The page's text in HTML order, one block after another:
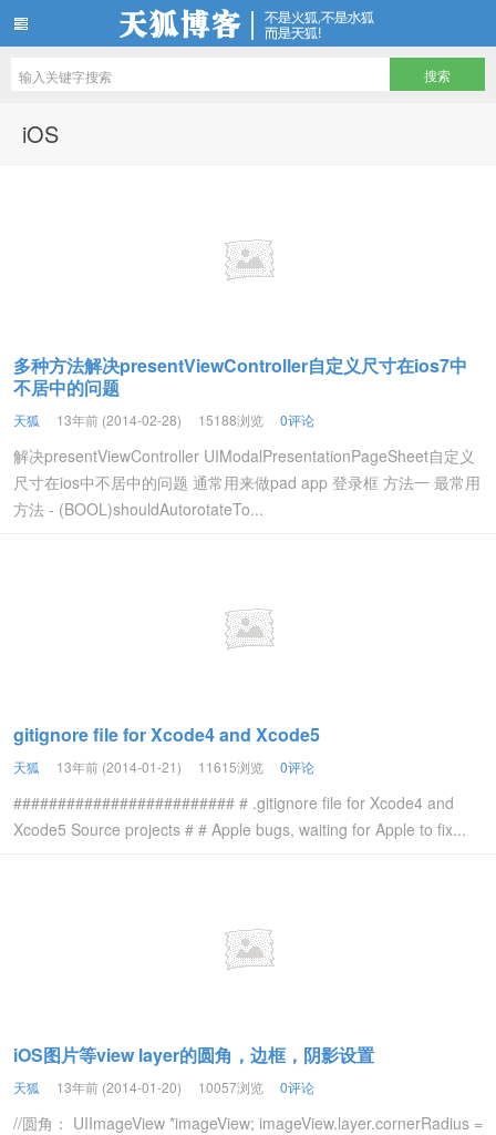
iOS
多种方法解决presentViewController自定义尺寸在ios7中
不居中的问题
天狐 13年前 (2014-02-28) 15188浏览 0评论
解决presentViewController UIModalPresentationPageSheet自定义
尺寸在ios中不居中的问题 通常用来做pad app 登录框 方法一 最常用
方法 - (BOOL)shouldAutorotateTo...
gitignore file for Xcode4 and Xcode5
天狐 13年前 (2014-01-21) 11615浏览 0评论
######################### # .gitignore file for Xcode4 and
Xcode5 Source projects # # Apple bugs, waiting for Apple to fix...
iOS图片等view layer的圆角，边框，阴影设置
天狐 13年前 (2014-01-20) 10057浏览 0评论
//圆角： UIImageView *imageView; imageView.layer.cornerRadius =